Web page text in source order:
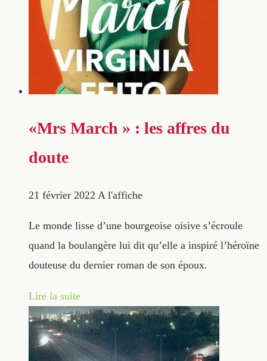
«Mrs March » : les affres du
doute
21 février 2022 A l'affiche
Le monde lisse d’une bourgeoise oisive s’écroule
quand la boulangère lui dit qu’elle a inspiré l’héroïne
douteuse du dernier roman de son époux.
Lire la suite